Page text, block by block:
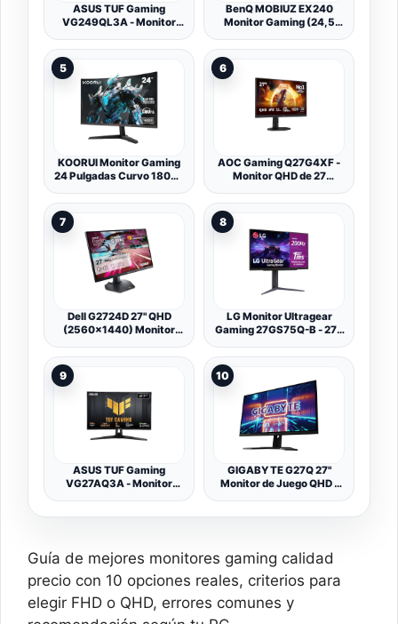
ASUS TUF Gaming
VG249QL3A - Monitor
180 Hz, Fast IPS, ELMB, 1
Compatible con G-Sync,
Variable Overdrive, 99%
sRGB, Altura Regulable
BenQ MOBIUZ EX240
Monitor Gaming (24,5
HDR compatible 144 Hz)
5
KOORUI Monitor Gaming
24 Pulgadas Curvo 180Hz
24E6CA
6
AOC Gaming Q27G4XF -
Monitor QHD de 27
0,5 ms, FreeSync Prem.,
Comp. G-Sync, HDR10,
Ajustable (IPS,
2560x1440, DisplayPort,
HDMI) Negro/Gris
7
Dell G2724D 27" QHD
(2560x1440) Monitor
1ms, AMD FreeSync
Premium, NVIDIA G-SYNC
Compatible, 99% sRGB,
HDR 400, 2x DisplayPort,
HDMI, Negro
8
LG Monitor Ultragear
Gaming 27GS75Q-B - 27'',
9
ASUS TUF Gaming
VG27AQ3A - Monitor
Premium, Compatible con
G-Sync, Variable
Overdrive, 130% sRGB
10
GIGABYTE G27Q 27"
Monitor de Juego QHD -
2.0, Displayport 1.2
Guía de mejores monitores gaming calidad
precio con 10 opciones reales, criterios para
elegir FHD o QHD, errores comunes y